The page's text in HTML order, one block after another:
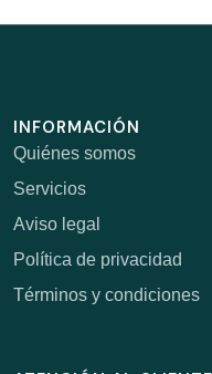
INFORMACIÓN
Quiénes somos
Servicios
Aviso legal
Política de privacidad
Términos y condiciones